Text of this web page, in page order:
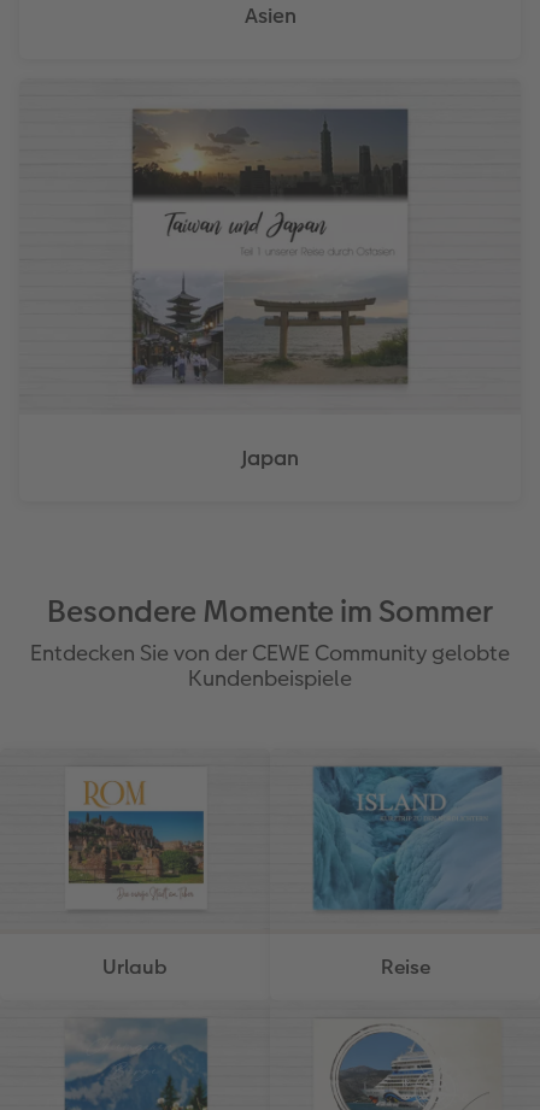
Asien
Japan
Besondere Momente im Sommer
Entdecken Sie von der CEWE Community gelobte
Kundenbeispiele
Urlaub Reise